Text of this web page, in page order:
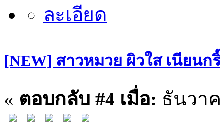
[NEW] สาวหมวย ผิวใส เนียนก
« ตอบกลับ #4 เมื่อ: ธันวาค